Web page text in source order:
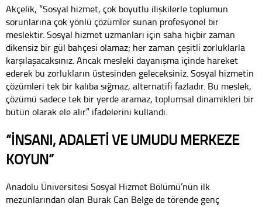
Akçelik, “Sosyal hizmet, çok boyutlu ilişkilerle toplumun
sorunlarına çok yönlü çözümler sunan profesyonel bir
meslektir. Sosyal hizmet uzmanları için saha hiçbir zaman
dikensiz bir gül bahçesi olamaz; her zaman çeşitli zorluklarla
karşılaşacaksınız. Ancak mesleki dayanışma içinde hareket
ederek bu zorlukların üstesinden geleceksiniz. Sosyal hizmetin
çözümleri tek bir kalıba sığmaz, alternatifi fazladır. Bu meslek,
çözümü sadece tek bir yerde aramaz, toplumsal dinamikleri bir
bütün olarak ele alır.” ifadelerini kullandı.
“İNSANI, ADALETİ VE UMUDU MERKEZE
KOYUN”
Anadolu Üniversitesi Sosyal Hizmet Bölümü’nün ilk
mezunlarından olan Burak Can Belge de törende genç